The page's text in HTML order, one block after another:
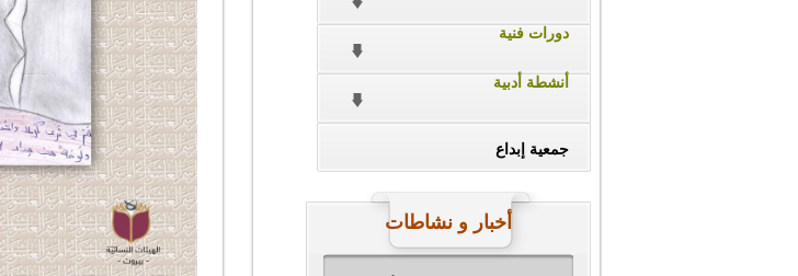
دورات فنية
أنشطة أدبية
جمعية إبداع
أخبار و نشاطات
#حين_توارى
مهرجان الشهيد #ا�...